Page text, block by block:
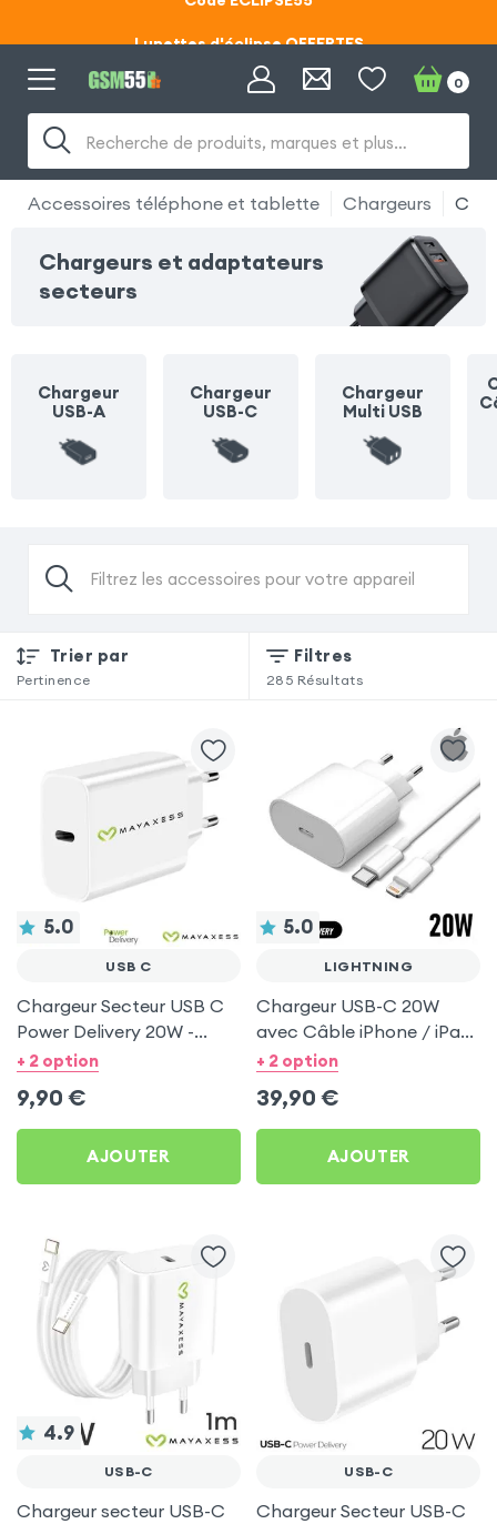
Code ECLIPSE55
Code ECLIPSE55
Recherche de produits, marques et plus…
0
Accessoires téléphone et tablette Chargeurs
Chargeurs et adaptateurs
secteurs
Chargeur
USB-A
Chargeur
USB-C
Chargeur
Multi USB
Filtrez les accessoires pour votre appareil
Trier par
Pertinence
Filtres
285 Résultats
5.0
USB C
Chargeur Secteur USB C
Power Delivery 20W -
Mayaxess Blanc
+ 2 option
9,90 €
AJOUTER
5.0
LIGHTNING
Chargeur USB-C 20W
avec Câble iPhone / iPad
Lightning 1m, Original
+ 2 option
39,90 €
AJOUTER
4.9
USB-C
Chargeur secteur USB-C
USB-C
Chargeur Secteur USB-C